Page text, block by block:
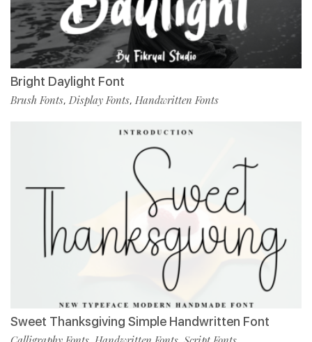
Bright Daylight Font
Brush Fonts, Display Fonts, Handwritten Fonts
Sweet Thanksgiving Simple Handwritten Font